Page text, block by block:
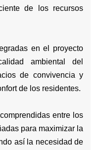
de los recursos
en el proyecto
ambiental del
de convivencia y
de los residentes.
entre los
para maximizar la
así la necesidad de